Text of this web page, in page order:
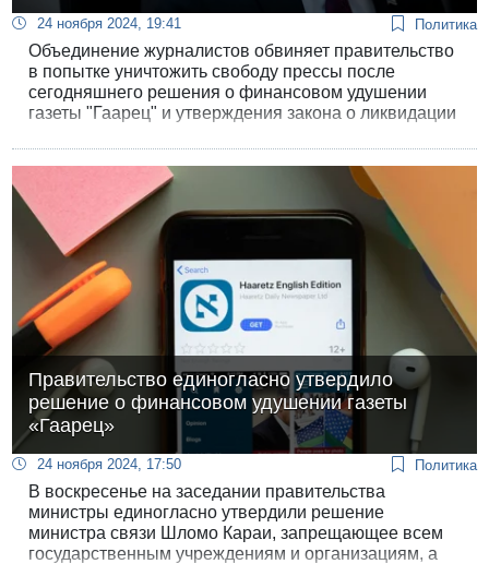
24 ноября 2024, 19:41 Политика
Объединение журналистов обвиняет правительство
в попытке уничтожить свободу прессы после
сегодняшнего решения о финансовом удушении
газеты "Гаарец" и утверждения закона о ликвидации
Правительство единогласно утвердило
решение о финансовом удушении газеты
«Гаарец»
24 ноября 2024, 17:50 Политика
В воскресенье на заседании правительства
министры единогласно утвердили решение
министра связи Шломо Караи, запрещающее всем
государственным учреждениям и организациям, а